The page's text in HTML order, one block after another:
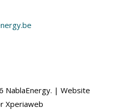
NablaEnergy. | Website
Xperiaweb